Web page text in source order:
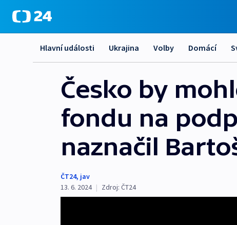
Hlavní události Ukrajina Volby Domácí
Česko by
fondu na
naznačil
ČT24, jav
13. 6. 2024 | Zdroj: ČT24